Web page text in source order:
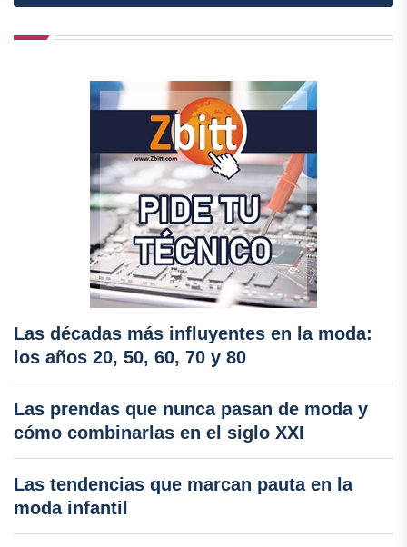
Las décadas más influyentes en la moda:
los años 20, 50, 60, 70 y 80
Las prendas que nunca pasan de moda y
cómo combinarlas en el siglo XXI
Las tendencias que marcan pauta en la
moda infantil